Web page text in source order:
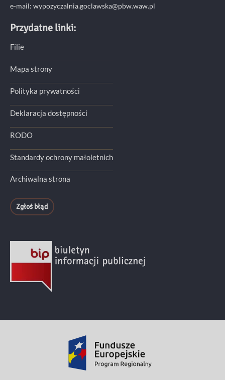
e-mail: wypozyczalnia.goclawska@pbw.waw.pl
Przydatne linki:
Filie
Mapa strony
Polityka prywatności
Deklaracja dostępności
RODO
Standardy ochrony małoletnich
Archiwalna strona
Zgłoś błąd